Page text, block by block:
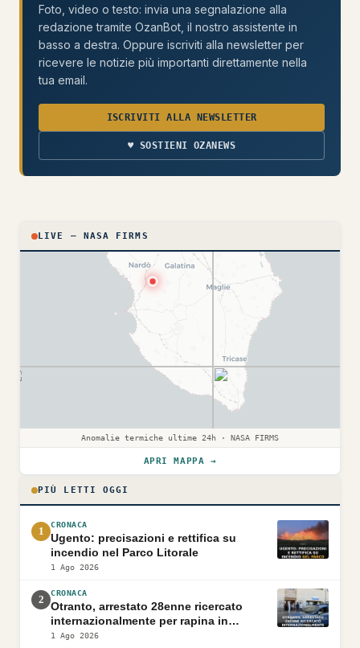
Foto, video o testo: invia una segnalazione alla
redazione tramite OzanBot, il nostro assistente in
basso a destra. Oppure iscriviti alla newsletter per
ricevere le notizie più importanti direttamente nella
tua email.
ISCRIVITI ALLA NEWSLETTER
♥ SOSTIENI OZANEWS
LIVE — NASA FIRMS
Anomalie termiche ultime 24h · NASA FIRMS
APRI MAPPA →
PIÙ LETTI OGGI
1
CRONACA
Ugento: precisazioni e rettifica su
incendio nel Parco Litorale
1 Ago 2026
2
CRONACA
Otranto, arrestato 28enne ricercato
internazionalmente per rapina in
Pakistan
1 Ago 2026